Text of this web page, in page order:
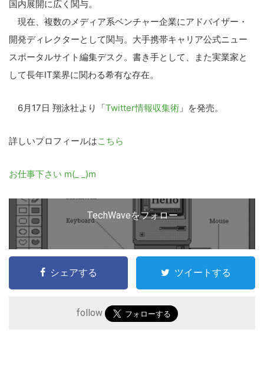
国内展開に広く関与。
現在、複数のメディア系ベンチャー企業にアドバイザー・
開発ディレクターとして関与。大手携帯キャリア公式ニュー
スポータルサイト編集デスク。書き手として、また実業家と
して長年IT業界に関わる希有な存在。
6月17日 翔泳社より「Twitter情報収集術 」を発売。
詳しいプロフィールはこちら
お仕事下さい m(_ _)m
TechWaveをフォロー
シェアする ツイートする
follow
の
イ
ト
を
検
す